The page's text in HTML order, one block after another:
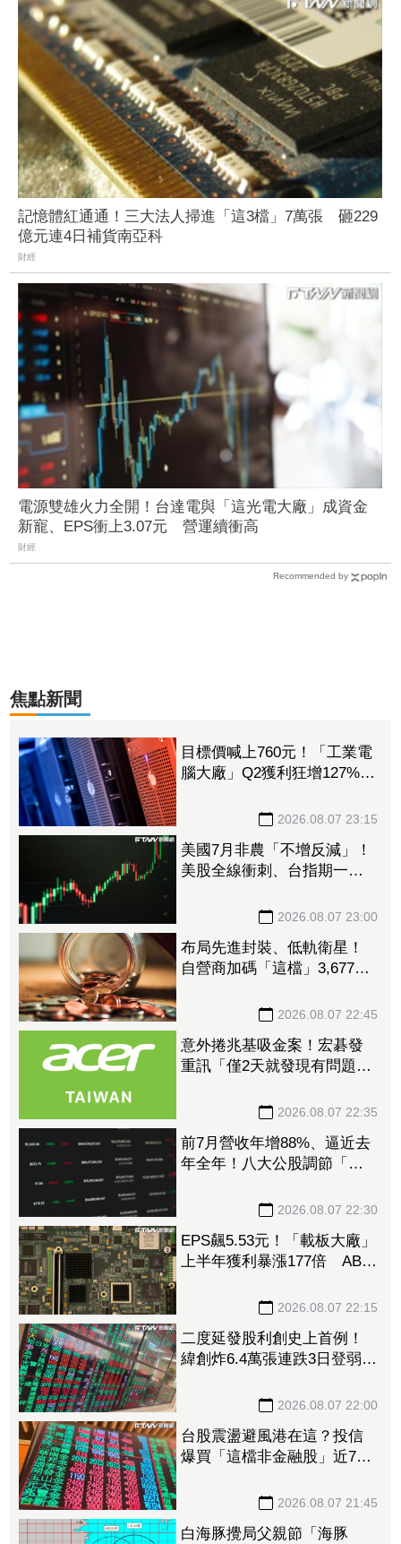
記憶體紅通通！三大法人掃進「這3檔」7萬張 砸229
億元連4日補貨南亞科
財經
電源雙雄火力全開！台達電與「這光電大廠」成資金
新寵、EPS衝上3.07元 營運續衝高
財經
Recommended by
焦點新聞
目標價喊上760元！「工業電
腦大廠」Q2獲利狂增127%
2026.08.07 23:15
美國7月非農「不增反減」！
美股全線衝刺、台指期一度
2026.08.07 23:00
布局先進封裝、低軌衛星！
自營商加碼「這檔」3,677萬
2026.08.07 22:45
意外捲兆基吸金案！宏碁發
重訊「僅2天就發現有問題」
2026.08.07 22:35
前7月營收年增88%、逼近去
年全年！八大公股調節「這
2026.08.07 22:30
EPS飆5.53元！「載板大廠」
上半年獲利暴漲177倍 ABF
2026.08.07 22:15
二度延發股利創史上首例！
緯創炸6.4萬張連跌3日登弱勢
2026.08.07 22:00
台股震盪避風港在這？投信
爆買「這檔非金融股」近7千
2026.08.07 21:45
白海豚攪局父親節「海豚